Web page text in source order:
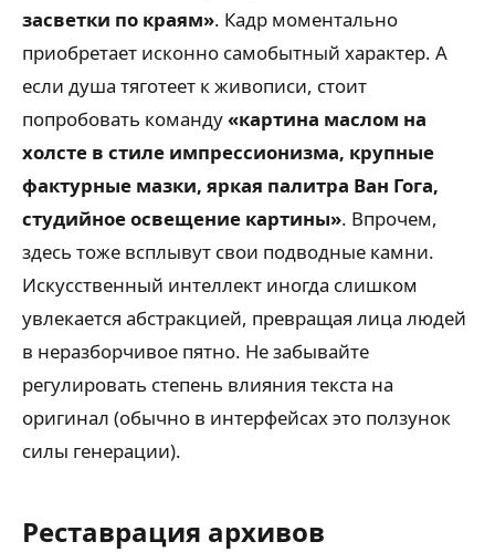
засветки по краям». Кадр моментально
приобретает исконно самобытный характер. А
если душа тяготеет к живописи, стоит
попробовать команду«картина маслом на
холсте в стиле импрессионизма, крупные
фактурные мазки, яркая палитра Ван Гога,
студийное освещение картины». Впрочем,
здесь тоже всплывут свои подводные камни.
Искусственный интеллект иногда слишком
увлекается абстракцией, превращая лица людей
в неразборчивое пятно. Не забывайте
регулировать степень влияния текста на
оригинал (обычно в интерфейсах это ползунок
силы генерации).
Реставрация архивов